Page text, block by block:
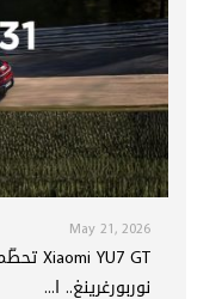
May 21, 2026
نوربورغرينغ.. ا...